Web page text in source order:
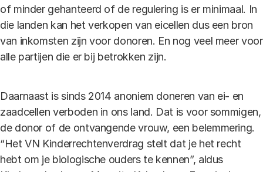
of minder gehanteerd of de regulering is er minimaal. In
die landen kan het verkopen van eicellen dus een bron
van inkomsten zijn voor donoren. En nog veel meer voor
alle partijen die er bij betrokken zijn.
Daarnaast is sinds 2014 anoniem doneren van ei- en
zaadcellen verboden in ons land. Dat is voor sommigen,
de donor of de ontvangende vrouw, een belemmering.
“Het VN Kinderrechtenverdrag stelt dat je het recht
hebt om je biologische ouders te kennen”, aldus